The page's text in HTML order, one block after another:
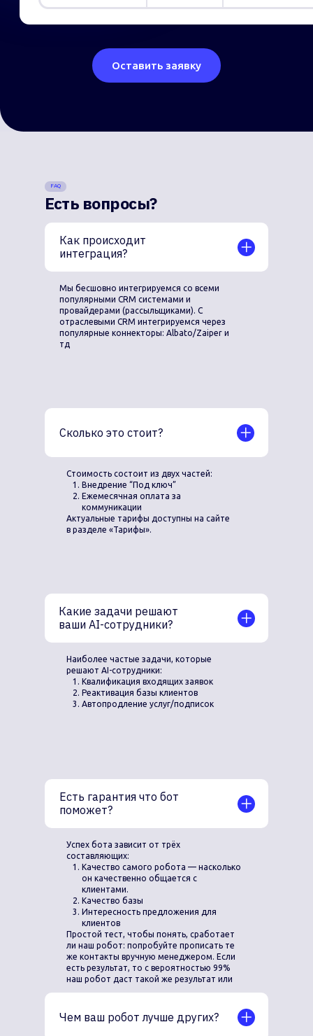
FAQ
Есть вопросы?
Как происходит
интеграция?
Мы бесшовно интегрируемся со всеми
популярными CRM системами и
провайдерами (рассыльщиками). С
отраслевыми CRM интегрируемся через
популярные коннекторы: Albato/Zaiper и
тд
Сколько это стоит?
Стоимость состоит из двух частей:
Внедрение “Под ключ”
Ежемесячная оплата за
коммуникации
Актуальные тарифы доступны на сайте
в разделе «Тарифы».
Какие задачи решают
ваши AI-сотрудники?
Наиболее частые задачи, которые
решают AI-сотрудники:
Квалификация входящих заявок
Реактивация базы клиентов
Автопродление услуг/подписок
Есть гарантия что бот
поможет?
Успех бота зависит от трёх
составляющих:
Качество самого робота — насколько
он качественно общается с
клиентами.
Качество базы
Интересность предложения для
клиентов
Простой тест, чтобы понять, сработает
ли наш робот: попробуйте прописать те
же контакты вручную менеджером. Если
есть результат, то с вероятностью 99%
наш робот даст такой же результат или
Чем ваш робот лучше других?